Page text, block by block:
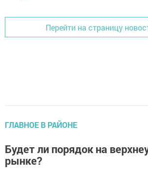
Перейти на страницу
ГЛАВНОЕ В РАЙОНЕ
Будет ли порядок на
рынке?